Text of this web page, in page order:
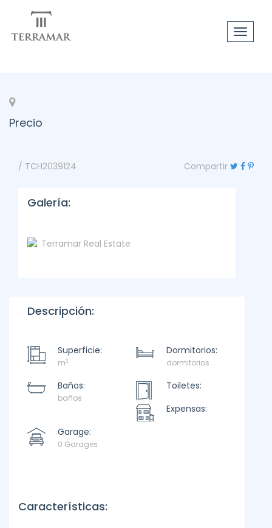
Toggle
Precio
/ TCH2039124 Compartir
Galería:
Descripción:
Superficie:
m2
Dormitorios:
dormitorios
Baños:
baños
Toiletes:
Expensas:
Garage:
0 Garages
Características: